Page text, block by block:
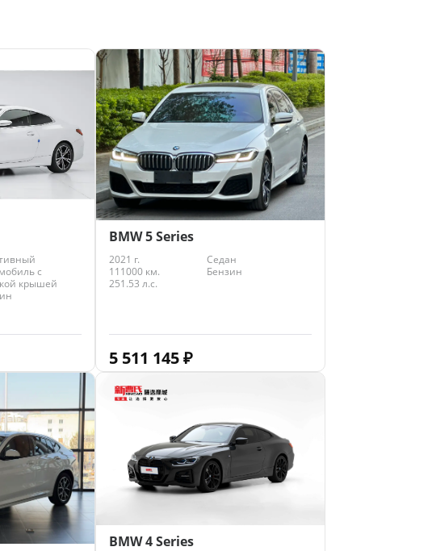
с
крышей
BMW 5 Series
2021 г.
Седан
111000 км.
Бензин
251.53 л.с.
5 511 145₽
BMW 4 Series